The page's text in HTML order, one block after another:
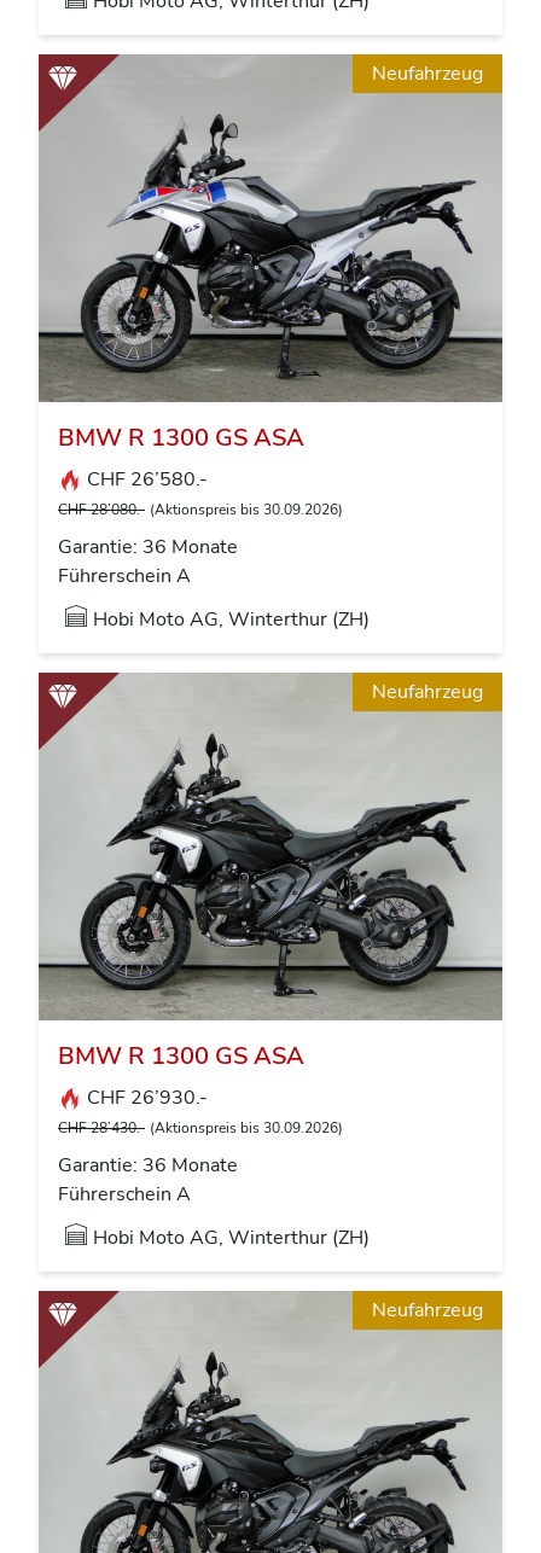
Neufahrzeug
BMW R 1300 GS ASA
CHF 26’580.-
CHF 28’080.- (Aktionspreis bis 30.09.2026)
Garantie: 36 Monate
Führerschein A
Hobi Moto AG, Winterthur (ZH)
Neufahrzeug
BMW R 1300 GS ASA
CHF 26’930.-
CHF 28’430.- (Aktionspreis bis 30.09.2026)
Garantie: 36 Monate
Führerschein A
Hobi Moto AG, Winterthur (ZH)
Neufahrzeug